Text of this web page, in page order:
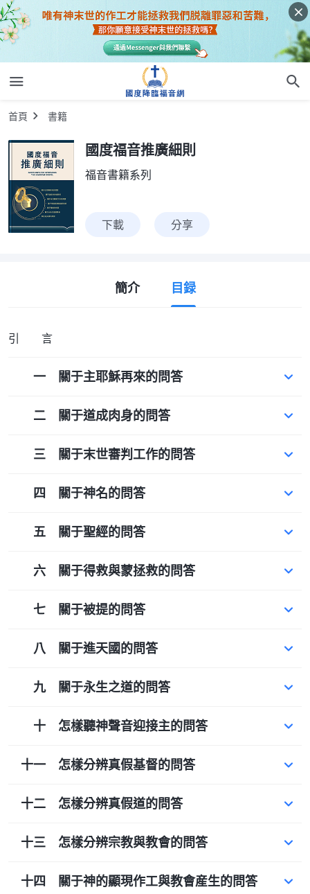
首頁 書籍
國度福音推廣細則
福音書籍系列
下載 分享
簡介 目録
引 言
一 關于主耶穌再來的問答
二 關于道成肉身的問答
三 關于末世審判工作的問答
四 關于神名的問答
五 關于聖經的問答
六 關于得救與蒙拯救的問答
七 關于被提的問答
八 關于進天國的問答
九 關于永生之道的問答
十 怎樣聽神聲音迎接主的問答
十一 怎樣分辨真假基督的問答
十二 怎樣分辨真假道的問答
十三 怎樣分辨宗教與教會的問答
十四 關于神的顯現作工與教會産生的問答